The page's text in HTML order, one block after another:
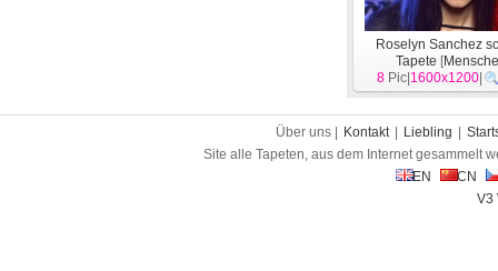
Roselyn Sanchez
Tapete [
8 Pic| 1600x1200
Über uns | Kontakt Liebling
Site alle Tapeten, aus dem Internet gesammelt
EN
CN
V3